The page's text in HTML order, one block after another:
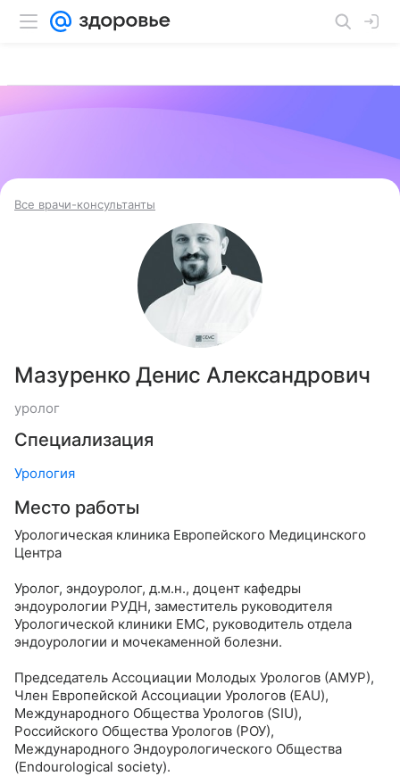
Все врачи-консультанты
Мазуренко Денис Александрович
уролог
Специализация
Урология
Место работы
Урологическая клиника Европейского Медицинского
Центра
Уролог, эндоуролог, д.м.н., доцент кафедры
эндоурологии РУДН, заместитель руководителя
Урологической клиники ЕМС, руководитель отдела
эндоурологии и мочекаменной болезни.
Председатель Ассоциации Молодых Урологов (АМУР),
Член Европейской Ассоциации Урологов (EAU),
Международного Общества Урологов (SIU),
Российского Общества Урологов (РОУ),
Международного Эндоурологического Общества
(Endourological society).